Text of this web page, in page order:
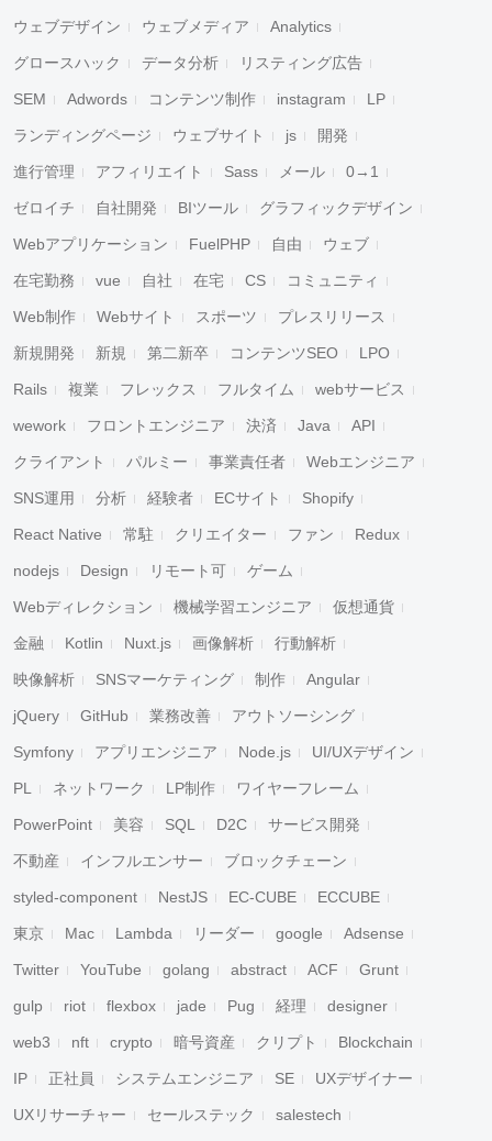
ウェブデザイン ウェブメディア Analytics
グロースハック データ分析 リスティング広告
SEM Adwords コンテンツ制作 instagram LP
ランディングページ ウェブサイト js 開発
進行管理 アフィリエイト Sass メール 0→1
ゼロイチ 自社開発 BIツール グラフィックデザイン
Webアプリケーション FuelPHP 自由 ウェブ
在宅勤務 vue 自社 在宅 CS コミュニティ
Web制作 Webサイト スポーツ プレスリリース
新規開発 新規 第二新卒 コンテンツSEO LPO
Rails 複業 フレックス フルタイム webサービス
wework フロントエンジニア 決済 Java API
クライアント パルミー 事業責任者 Webエンジニア
SNS運用 分析 経験者 ECサイト Shopify
React Native 常駐 クリエイター ファン Redux
nodejs Design リモート可 ゲーム
Webディレクション 機械学習エンジニア 仮想通貨
金融 Kotlin Nuxt.js 画像解析 行動解析
映像解析 SNSマーケティング 制作 Angular
jQuery GitHub 業務改善 アウトソーシング
Symfony アプリエンジニア Node.js UI/UXデザイン
PL ネットワーク LP制作 ワイヤーフレーム
PowerPoint 美容 SQL D2C サービス開発
不動産 インフルエンサー ブロックチェーン
styled-component NestJS EC-CUBE ECCUBE
東京 Mac Lambda リーダー google Adsense
Twitter YouTube golang abstract ACF Grunt
gulp riot flexbox jade Pug 経理 designer
web3 nft crypto 暗号資産 クリプト Blockchain
IP 正社員 システムエンジニア SE UXデザイナー
UXリサーチャー セールステック salestech